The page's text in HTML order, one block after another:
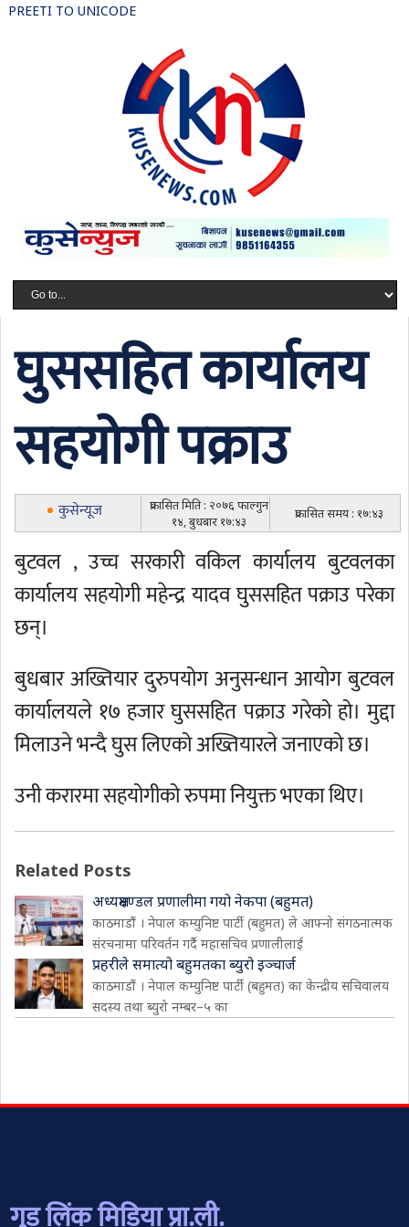
PREETI TO UNICODE
घुससहित कार्यालय
सहयोगी पक्राउ
कुसेन्यूज
प्रकासित मिति : २०७६ फाल्गुन
१४, बुधबार १७:४३
प्रकासित समय : १७:४३
बुटवल , उच्च सरकारी वकिल कार्यालय बुटवलका
कार्यालय सहयोगी महेन्द्र यादव घुससहित पक्राउ परेका
छन्।
बुधबार अख्तियार दुरुपयोग अनुसन्धान आयोग बुटवल
कार्यालयले १७ हजार घुससहित पक्राउ गरेको हो। मुद्दा
मिलाउने भन्दै घुस लिएको अख्तियारले जनाएको छ।
उनी करारमा सहयोगीको रुपमा नियुक्त भएका थिए।
Related Posts
अध्यक्षमण्डल प्रणालीमा गयो नेकपा (बहुमत)
काठमाडौं । नेपाल कम्युनिष्ट पार्टी (बहुमत) ले आफ्नो संगठनात्मक
संरचनामा परिवर्तन गर्दै महासचिव प्रणालीलाई
प्रहरीले समात्यो बहुमतका ब्युरो इञ्चार्ज
काठमाडौं । नेपाल कम्युनिष्ट पार्टी (बहुमत) का केन्द्रीय सचिवालय
सदस्य तथा ब्युरो नम्बर–५ का
गुड लिंक मिडिया प्रा.ली.